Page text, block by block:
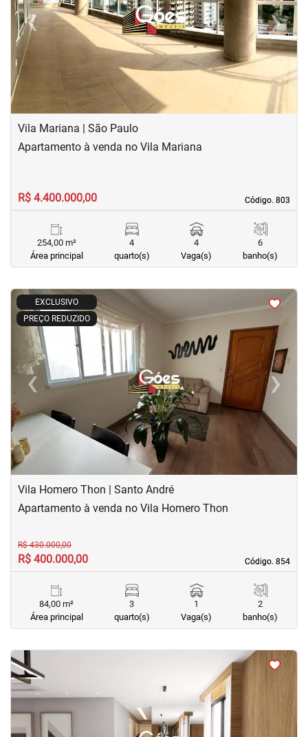
‹Previous ›Next
Vila Mariana | São Paulo
Código. 803
Código. 803
Apartamento à venda no Vila Mariana
R$ 4.400.000,00
254,00 m²
Área principal
4
quarto(s)
4
Vaga(s)
6
banho(s)
EXCLUSIVO
PREÇO REDUZIDO
< <<<
‹Previous ›Next
Vila Homero Thon | Santo André
Código. 854
Código. 854
Apartamento à venda no Vila Homero Thon
R$ 430.000,00
R$ 400.000,00
84,00 m²
Área principal
3
quarto(s)
1
Vaga(s)
2
banho(s)
<< <